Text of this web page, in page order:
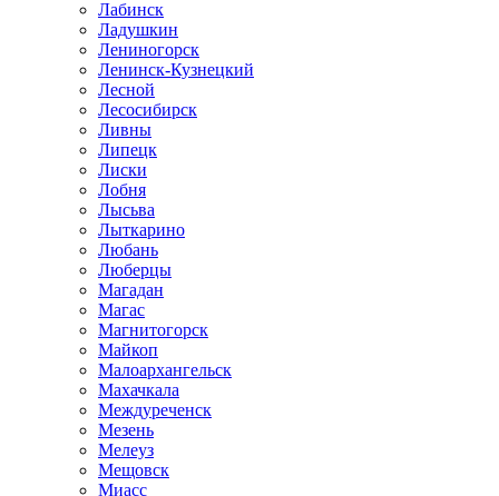
Лабинск
Ладушкин
Лениногорск
Ленинск-Кузнецкий
Лесной
Лесосибирск
Ливны
Липецк
Лиски
Лобня
Лысьва
Лыткарино
Любань
Люберцы
Магадан
Магас
Магнитогорск
Майкоп
Малоархангельск
Махачкала
Междуреченск
Мезень
Мелеуз
Мещовск
Миасс